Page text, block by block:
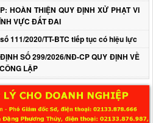
HOÀN THIỆN QUY ĐỊNH XỬ PHẠT VI
VỰC ĐẤT ĐAI
111/2020/TT-BTC tiếp tục có hiệu lực
SỐ 299/2026/NĐ-CP QUY ĐỊNH VỀ
LẬP
số 98/2026/TT-BTC về Quy chế mẫu